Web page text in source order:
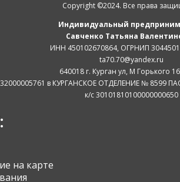
Copyright ©2024. Все права
Индивидуальный
Савченко Татьяна
ИНН 450102670864, ОГРНИП
ta70.70@yandex.ru
640018 г. Курган ул, М Горького
в КУРГАНСКОЕ ОТДЕЛЕНИЕ № 8599
к/с 30101810100000000650
на карте